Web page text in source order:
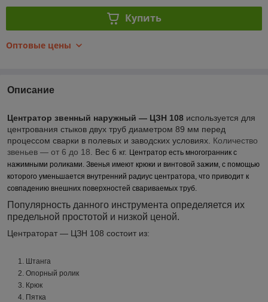
Купить
Оптовые цены
Описание
Центратор звенный наружный ― ЦЗН 108 используется для
центрования стыков двух труб диаметром 89 мм перед
процессом сварки в полевых и заводских условиях. Количество
звеньев ― от 6 до 18 . Вес 6 кг. Центратор есть многогранник с
нажимными роликами. Звенья имеют крюки и винтовой зажим, с помощью
которого уменьшается внутренний радиус центратора, что приводит к
совпадению внешних поверхностей свариваемых труб.
Популярность данного инструмента определяется их
предельной простотой и низкой ценой.
Центраторат ― ЦЗН 108 состоит из:
1. Штанга
2. Опорный ролик
3. Крюк
4. Пятка